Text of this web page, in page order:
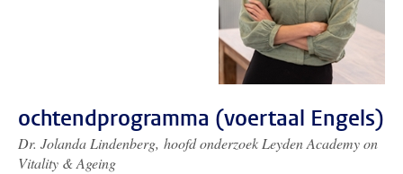
ochtendprogramma (voertaal Engels)
Dr. Jolanda Lindenberg, hoofd onderzoek Leyden Academy on
Vitality & Ageing